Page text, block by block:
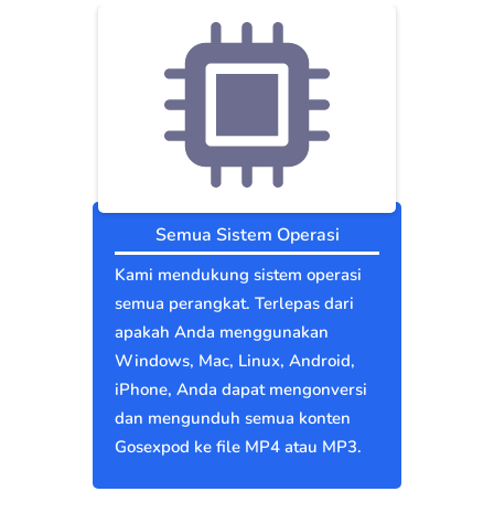
Semua Sistem Operasi
Kami mendukung sistem operasi
semua perangkat. Terlepas dari
apakah Anda menggunakan
Windows, Mac, Linux, Android,
iPhone, Anda dapat mengonversi
dan mengunduh semua konten
Gosexpod ke file MP4 atau MP3.